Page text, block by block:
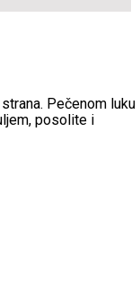
Pečenom luku
posolite i